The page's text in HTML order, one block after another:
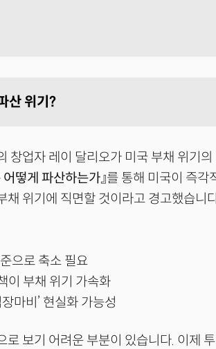
산 위기?
창업자 레이 달리오가 미국 부채 위기
어떻게 파산하는가』를 통해 미국이 즉각
위기에 직면할 것이라고 경고했습니
으로 축소 필요
이 부채 위기 가속화
마비’ 현실화 가능성
로 보기 어려운 부분이 있습니다. 이제